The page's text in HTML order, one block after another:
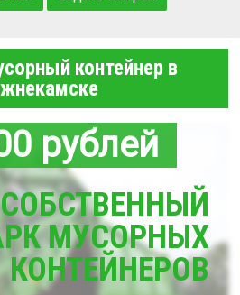
контейнер в
рублей
МУСОРНЫХ
КОНТЕЙНЕРОВ